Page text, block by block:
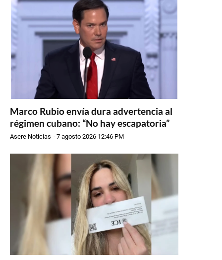
Marco Rubio envía dura advertencia al
régimen cubano: “No hay escapatoria”
Asere Noticias -7 agosto 2026 12:46 PM